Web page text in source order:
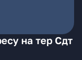
на тер Сдт